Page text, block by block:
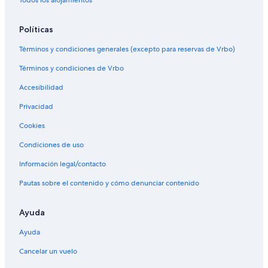
M
n
f
r
e
e
L
e
m
s
e
l
Políticas
Términos y condiciones generales (excepto para reservas de Vrbo)
Términos y condiciones de Vrbo
Accesibilidad
Privacidad
Cookies
Condiciones de uso
Información legal/contacto
Pautas sobre el contenido y cómo denunciar contenido
Ayuda
Ayuda
Cancelar un vuelo